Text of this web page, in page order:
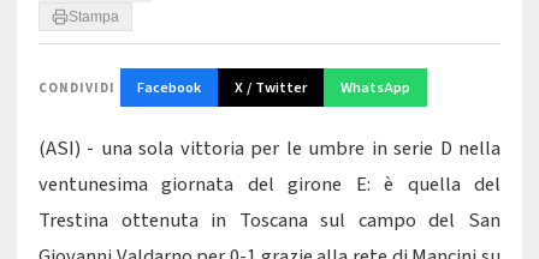
Stampa
CONDIVIDI Facebook X / Twitter WhatsApp
(ASI) - una sola vittoria per le umbre in serie D nella
ventunesima giornata del girone E: è quella del
Trestina ottenuta in Toscana sul campo del San